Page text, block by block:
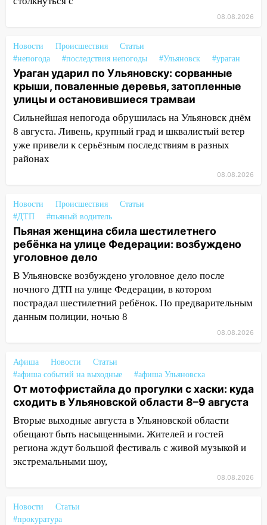
14:16 Шторм продолжает ломать город:
14:14
Студента из Ульяновска обманули
мошенники под видом преподавателя
14:12 Куда жаловаться ульяновцам на
упавшее дерево или затопленную улицу
после непогоды
13:59 В Новом городе ураганным
ветром сорвало опалубку со
строящегося дома
как устраняют последствия мощного
шторма
13:49 Стихия продолжает крушить
Ульяновск: дерево рухнуло на дом на
Орджоникидзе
13:47 На Нижней Террасе мощным
ветром вырвало дерево с корнем
13:46 Сильный ветер сорвал крышу с
транспорту: в Ульяновске трамвай
сошёл с рельсов
13:22 Упавшие деревья перекрыли
дороги в Ульяновске: фото
13:17 Непогода в Ульяновске не
закончится сегодня: сильные ливни
сохранятся 9 августа
знакомого 191 тысячу рублей
08.08.2026
Новости Происшествия
Статьи
#непогода
#последствия непогоды #Ульяновск #ураган
Ураган ударил по Ульяновску: сорванные
крыши, поваленные деревья, затопленные
улицы и остановившиеся трамваи
Сильнейшая непогода обрушилась на Ульяновск днём
8 августа. Ливень, крупный град и шквалистый ветер
уже привели к серьёзным последствиям в разных
районах
08.08.2026
Новости Происшествия
Статьи
#ДТП
#пьяный водитель
Пьяная женщина сбила шестилетнего
ребёнка на улице Федерации: возбуждено
уголовное дело
В Ульяновске возбуждено уголовное дело после
ночного ДТП на улице Федерации, в котором
пострадал шестилетний ребёнок. По предварительным
данным полиции, ночью 8
08.08.2026
Афиша Новости
Статьи
#афиша событий на выходные
#афиша Ульяновска
От мотофристайла до прогулки с хаски: куда
сходить в Ульяновской области 8–9 августа
Вторые выходные августа в Ульяновской области
обещают быть насыщенными. Жителей и гостей
региона ждут большой фестиваль с живой музыкой и
экстремальными шоу,
08.08.2026
Новости
Статьи
#прокуратура